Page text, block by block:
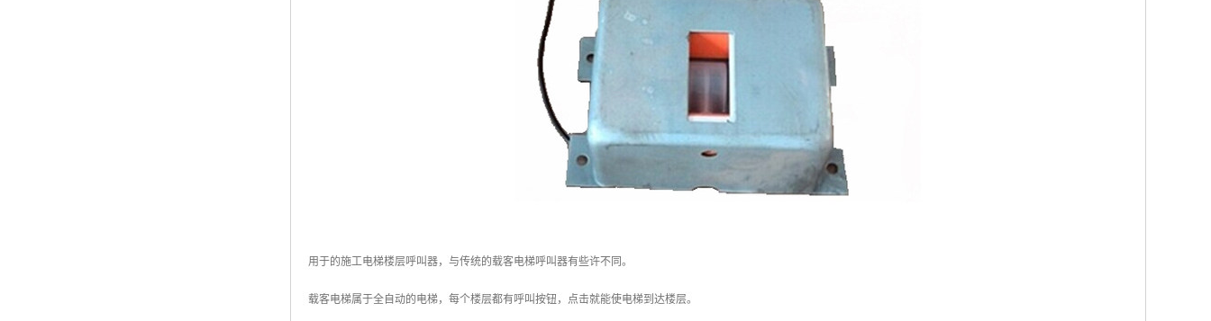
用于的施工电梯楼层呼叫器，与传统的载客电梯呼叫器有些许不同。
载客电梯属于全自动的电梯，每个楼层都有呼叫按钮，点击就能使电梯到达楼层。